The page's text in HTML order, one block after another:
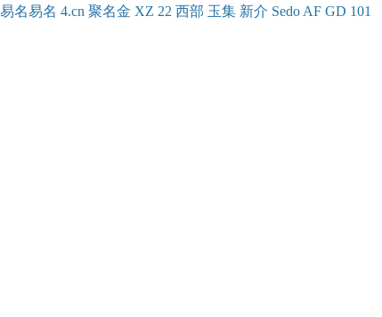
易名易名 4.cn 聚名金 XZ 22 西部 玉集 新介 Sedo AF GD 101